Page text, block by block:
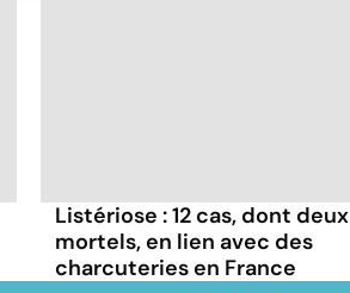
Listériose : 12 cas, dont deux
mortels, en lien avec des
charcuteries en France